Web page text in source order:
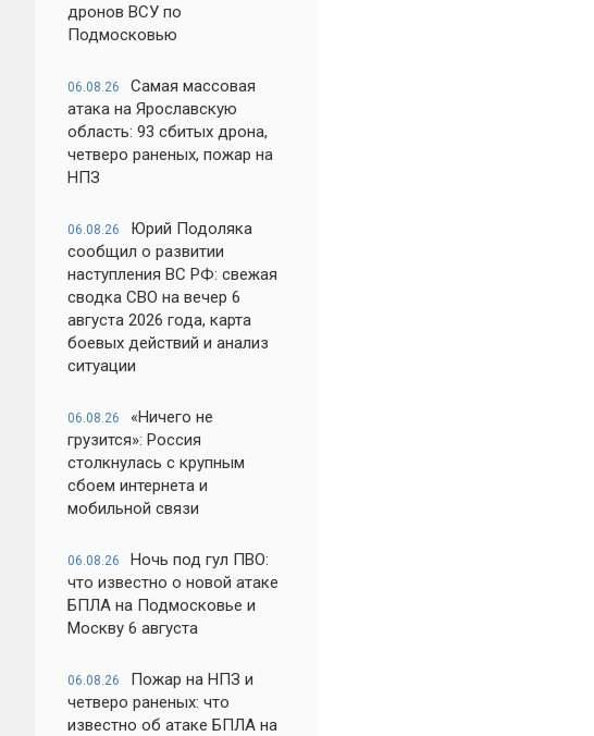
дронов ВСУ по
Подмосковью
06.08.26
Самая массовая
атака на Ярославскую
область: 93 сбитых дрона,
четверо раненых, пожар на
НПЗ
06.08.26
Юрий Подоляка
сообщил о развитии
наступления ВС РФ: свежая
сводка СВО на вечер 6
августа 2026 года, карта
боевых действий и анализ
ситуации
06.08.26
«Ничего не
грузится»: Россия
столкнулась с крупным
сбоем интернета и
мобильной связи
06.08.26
Ночь под гул ПВО:
что известно о новой атаке
БПЛА на Подмосковье и
Москву 6 августа
06.08.26
Пожар на НПЗ и
четверо раненых: что
известно об атаке БПЛА на